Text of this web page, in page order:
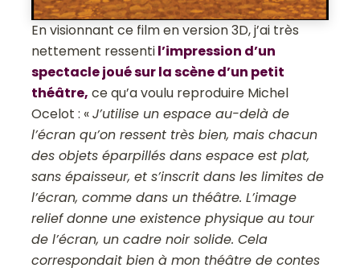
En visionnant ce film en version 3D, j’ai très
nettement ressentil’impression d’un
spectacle joué sur la scène d’un petit
théâtre, ce qu’a voulu reproduire Michel
Ocelot : «J’utilise un espace au-delà de
l’écran qu’on ressent très bien, mais chacun
des objets éparpillés dans espace est plat,
sans épaisseur, et s’inscrit dans les limites de
l’écran, comme dans un théâtre. L’image
relief donne une existence physique au tour
de l’écran, un cadre noir solide. Cela
correspondait bien à mon théâtre de contes